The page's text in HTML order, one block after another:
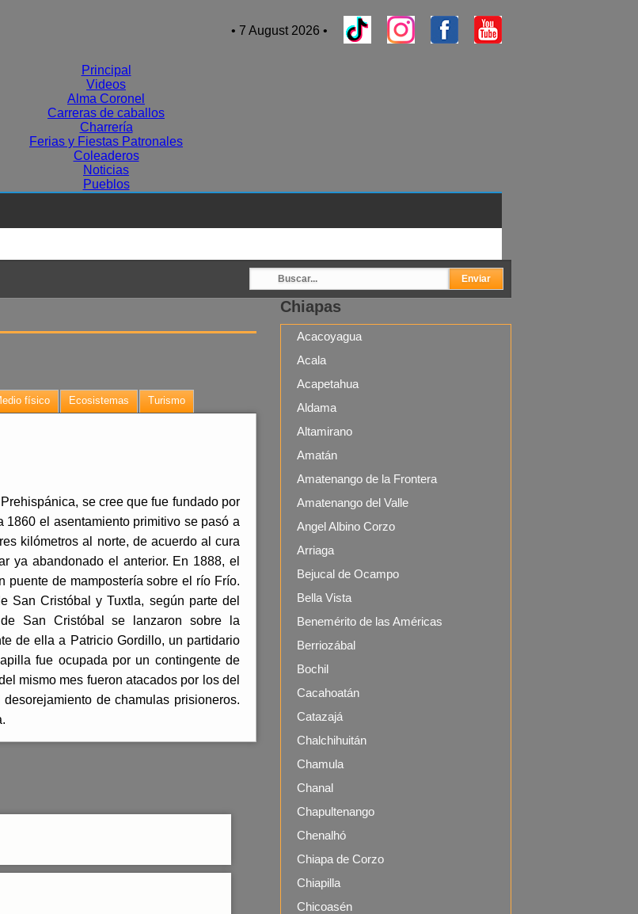
• 7 August 2026 •
Principal
Videos
Alma Coronel
Carreras de caballos
Charrería
Ferias y Fiestas Patronales
Coleaderos
Noticias
Pueblos
físico Ecosistemas Turismo
se cree que fue fundado por
1860 el asentamiento primitivo se pasó a
kilómetros al norte, de acuerdo al cura
ya abandonado el anterior. En 1888, el
puente de mampostería sobre el río Frío.
San Cristóbal y Tuxtla, según parte del
San Cristóbal se lanzaron sobre la
de ella a Patricio Gordillo, un partidario
fue ocupada por un contingente de
mismo mes fueron atacados por los del
de chamulas prisioneros.
Chiapas
Acacoyagua
Acala
Acapetahua
Aldama
Altamirano
Amatán
Amatenango de la Frontera
Amatenango del Valle
Angel Albino Corzo
Arriaga
Bejucal de Ocampo
Bella Vista
Benemérito de las Américas
Berriozábal
Bochil
Cacahoatán
Catazajá
Chalchihuitán
Chamula
Chanal
Chapultenango
Chenalhó
Chiapa de Corzo
Chiapilla
Chicoasén